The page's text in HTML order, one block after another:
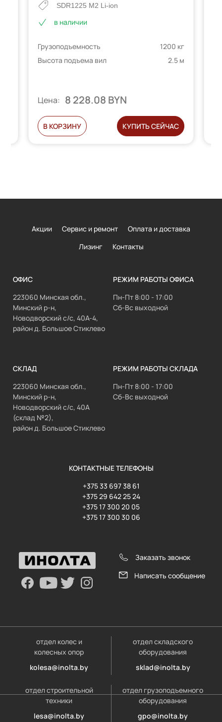
SDR1225 M2 Li-ion
в наличии
Грузоподъемность
1200 кг
Высота подъема вил
2.5 м
Цена: 8 228.08 BYN
В КОРЗИНУ КУПИТЬ СЕЙЧАС
Акции Сервис и ремонт
Оплата и доставка
Лизинг
Контакты
ОФИС
223060 Минская обл.,
Минский р-н,
Новодворский с/с, 40А-4,
район д. Большое Стиклево
РЕЖИМ РАБОТЫ ОФИСА
Пн-Пт 8:00 - 17:00
Сб-Вс выходной
СКЛАД
223060 Минская обл.,
Минский р-н,
Новодворский с/с, 40А
(склад №2),
район д. Большое Стиклево
РЕЖИМ РАБОТЫ СКЛАДА
Пн-Пт 8:00 - 17:00
Сб-Вс выходной
КОНТАКТНЫЕ ТЕЛЕФОНЫ
+375 33 697 38 61
+375 29 642 25 24
+375 17 300 20 05
+375 17 300 30 06
Заказать звонок
Написать сообщение
отдел колес и
колесных опор
kolesa@inolta.by
отдел складского
оборудования
sklad@inolta.by
отдел строительной
техники
lesa@inolta.by
отдел грузоподъемного
оборудования
gpo@inolta.by